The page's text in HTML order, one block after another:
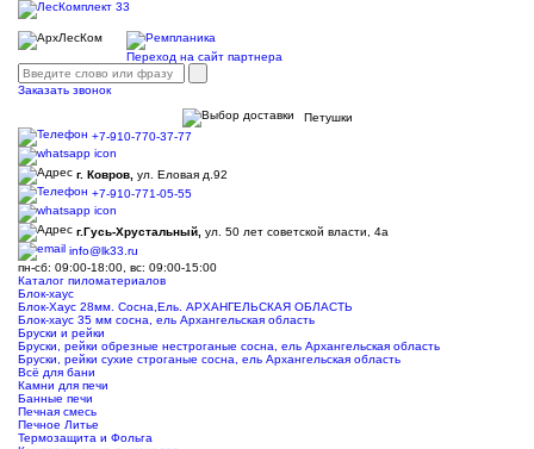
Переход на сайт партнера
Заказать звонок
Петушки
+7-910-770-37-77
г. Ковров, ул. Еловая д.92
+7-910-771-05-55
г.Гусь-Хрустальный, ул. 50 лет советской власти, 4а
info@lk33.ru
пн-сб: 09:00-18:00, вс: 09:00-15:00
Каталог пиломатериалов
Блок-хаус
Блок-Хаус 28мм. Сосна,Ель. АРХАНГЕЛЬСКАЯ ОБЛАСТЬ
Блок-хаус 35 мм сосна, ель Архангельская область
Бруски и рейки
Бруски, рейки обрезные нестроганые сосна, ель Архангельская область
Бруски, рейки сухие строганые сосна, ель Архангельская область
Всё для бани
Камни для печи
Банные печи
Печная смесь
Печное Литье
Термозащита и Фольга